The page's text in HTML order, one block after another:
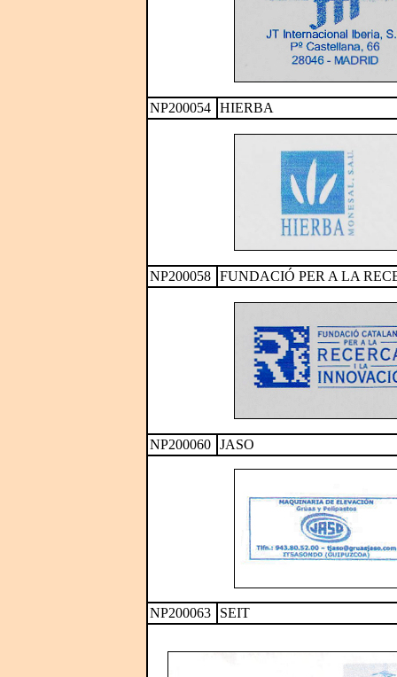
NP200054 HIERBA
NP200058 FUNDACIÓ PER A LA
NP200060 JASO
NP200063 SEIT